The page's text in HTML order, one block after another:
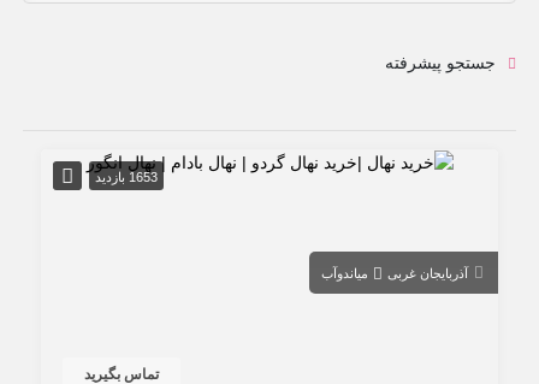
جستجو پیشرفته
1653 بازدید
آذربایجان غربی میاندوآب
تماس بگیرید